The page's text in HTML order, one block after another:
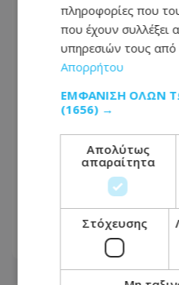
Δεν θα πιστεύετε
Βίσση σε δρόμο
βίντεο
08.08.2026 - 14:49
πληροφορίες που
που έχουν συλλέξει
υπηρεσιών τους από
Απορρήτου
ΕΜΦΆΝΙΣΗ ΌΛΩΝ
(1656) →
Απολύτως
απαραίτητα
Στόχευσης